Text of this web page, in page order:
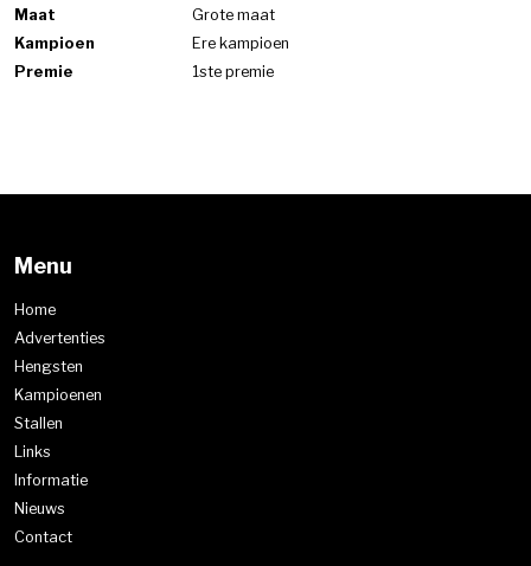
Maat
Grote maat
Kampioen
Ere kampioen
Premie
1ste premie
Menu
Home
Advertenties
Hengsten
Kampioenen
Stallen
Links
Informatie
Nieuws
Contact